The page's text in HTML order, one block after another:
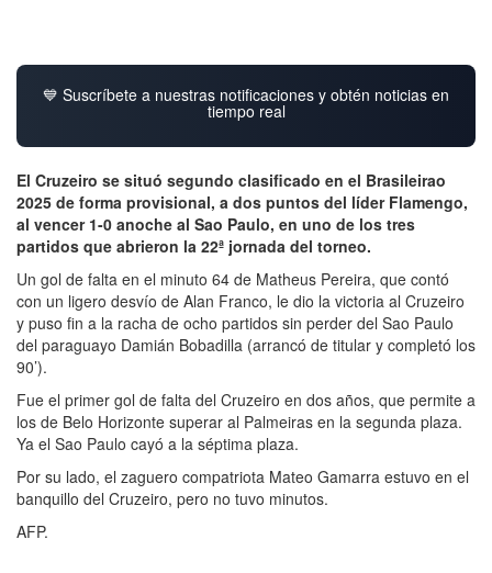
💙 Suscríbete a nuestras notificaciones y obtén noticias en
tiempo real
El Cruzeiro se situó segundo clasificado en el Brasileirao
2025 de forma provisional, a dos puntos del líder Flamengo,
al vencer 1-0 anoche al Sao Paulo, en uno de los tres
partidos que abrieron la 22ª jornada del torneo.
Un gol de falta en el minuto 64 de Matheus Pereira, que contó
con un ligero desvío de Alan Franco, le dio la victoria al Cruzeiro
y puso fin a la racha de ocho partidos sin perder del Sao Paulo
del paraguayo Damián Bobadilla (arrancó de titular y completó los
90’).
Fue el primer gol de falta del Cruzeiro en dos años, que permite a
los de Belo Horizonte superar al Palmeiras en la segunda plaza.
Ya el Sao Paulo cayó a la séptima plaza.
Por su lado, el zaguero compatriota Mateo Gamarra estuvo en el
banquillo del Cruzeiro, pero no tuvo minutos.
AFP.